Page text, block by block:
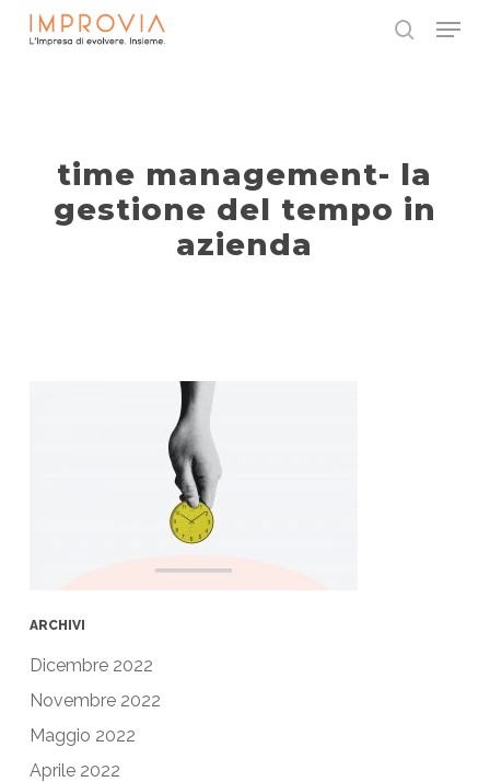
Skip
Menu
time management- la
gestione del tempo in
azienda
ARCHIVI
Dicembre 2022
Novembre 2022
Maggio 2022
Aprile 2022